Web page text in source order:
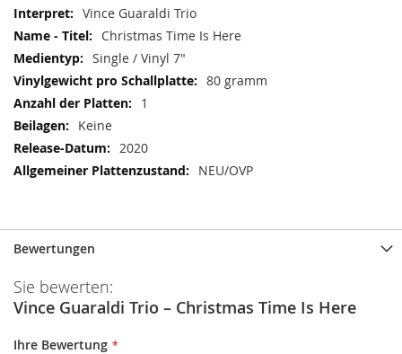
Vince Guaraldi Trio ‎
Christmas Time Is Here
Single / Vinyl 7"
80 gramm
1
Keine
2020
NEU/OVP
Bewertungen
Sie bewerten:
Vince Guaraldi Trio ‎– Christmas Time Is Here
Ihre Bewertung